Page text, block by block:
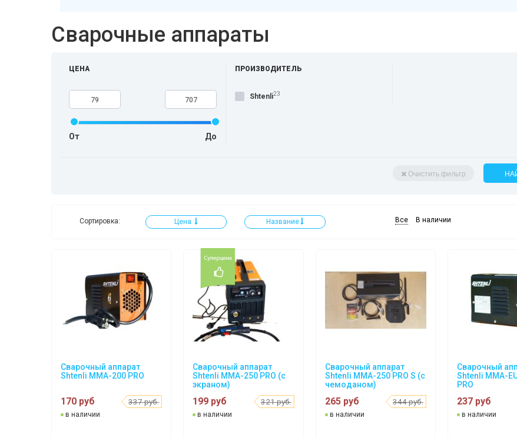
Сварочные аппараты
ЦЕНА
От До
ПРОИЗВОДИТЕЛЬ
Shtenli23
Очистить фильтр
Сортировка: Цена Название Все В наличии
Сварочный аппарат
Shtenli MMA-200 PRO
170 руб 337 руб.
в наличии
Сварочный аппарат
Shtenli MMA-250 PRO (с
экраном)
199 руб 321 руб.
в наличии
Сварочный аппарат
Shtenli MMA-250 PRO S (с
чемоданом)
265 руб 344 руб.
в наличии
Сварочный
Shtenli MMA-
PRO
237 руб
в наличии